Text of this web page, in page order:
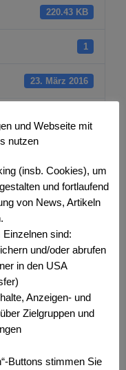
220.43 KB
1
23. März 2016
(1)
und Webseite mit
nutzen
(insb. Cookies), um
und fortlaufend
von News, Artikeln
sind:
und/oder abrufen
in den USA
Anzeigen- und
Zielgruppen und
Buttons stimmen Sie